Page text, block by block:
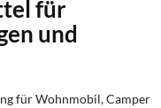
für
und
für Wohnmobil, Camper